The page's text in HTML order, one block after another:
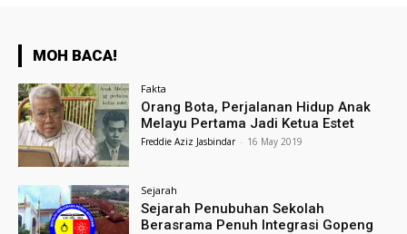
MOH BACA!
Fakta
Orang Bota, Perjalanan Hidup Anak
Melayu Pertama Jadi Ketua Estet
Freddie Aziz Jasbindar - 16 May 2019
Sejarah
Sejarah Penubuhan Sekolah
Berasrama Penuh Integrasi Gopeng